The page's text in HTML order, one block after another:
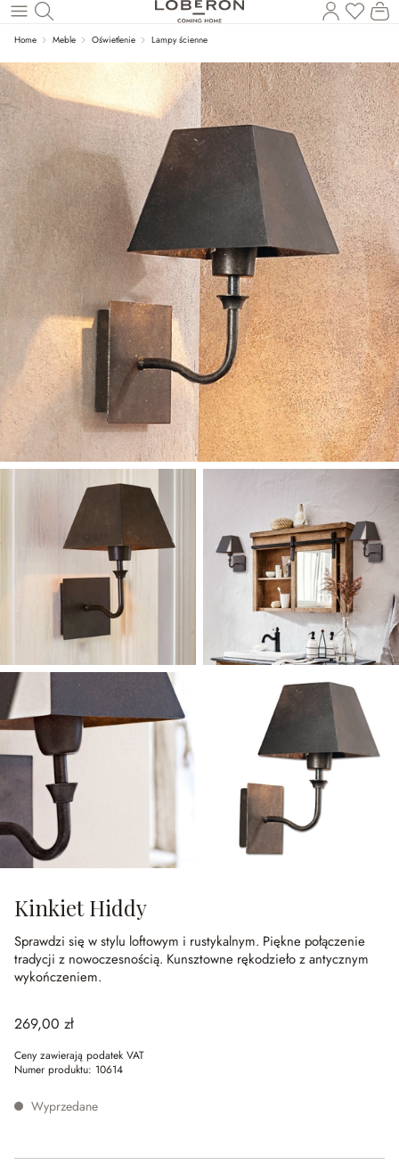
Wróć do wątku głównego
Masz
Home Meble Oświetlenie Lampy ścienne
Kinkiet Hiddy
Sprawdzi się w stylu loftowym i rustykalnym. Piękne połączenie
tradycji z nowoczesnością. Kunsztowne rękodzieło z antycznym
wykończeniem.
269,00 zł
Ceny zawierają podatek VAT
Numer produktu: 10614
Wyprzedane